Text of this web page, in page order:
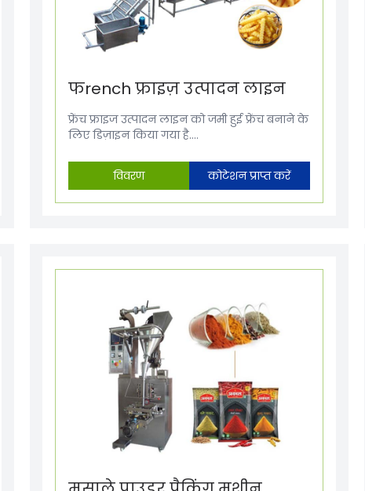
फrench फ्राइज़ उत्पादन लाइन
फ्रेंच फ्राइज उत्पादन लाइन को जमी हुई फ्रेंच बनाने के
लिए डिज़ाइन किया गया है....
विवरण कोटेशन प्राप्त करें